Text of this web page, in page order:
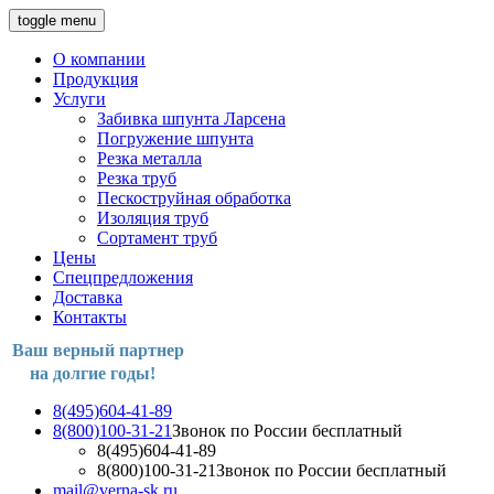
toggle menu
О компании
Продукция
Услуги
Забивка шпунта Ларсена
Погружение шпунта
Резка металла
Резка труб
Пескоструйная обработка
Изоляция труб
Сортамент труб
Цены
Спецпредложения
Доставка
Контакты
Ваш верный партнер
на долгие годы!
8(495)604-41-89
8(800)100-31-21Звонок по России бесплатный
8(495)604-41-89
8(800)100-31-21Звонок по России бесплатный
mail@verna-sk.ru